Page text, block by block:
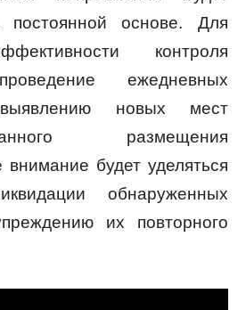
основе. Для
контроля
ежедневных
новых мест
размещения
будет уделяться
обнаруженных
их повторного